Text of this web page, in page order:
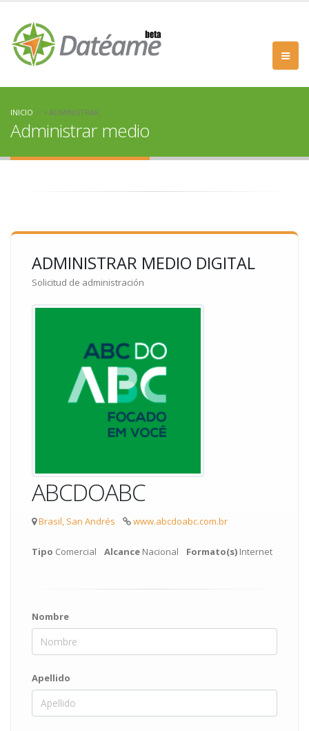
INICIO ADMINISTRAR
Administrar medio
ADMINISTRAR MEDIO DIGITAL
Solicitud de administración
ABCDOABC
Brasil, San Andrés www.abcdoabc.com.br
Tipo Comercial Alcance Nacional Formato(s) Internet
Nombre
Apellido